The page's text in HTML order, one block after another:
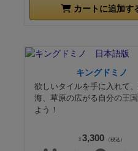
カートに追加す
キングドミノ
欲しいタイルを手に入れて
海、草原の広がる自分の王
よう！
¥ 3,300 （税込）